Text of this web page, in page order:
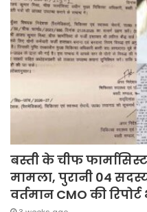
बस्ती के चीफ
मामला, पुरानी 04
वर्तमान CMO की रिपोर्ट